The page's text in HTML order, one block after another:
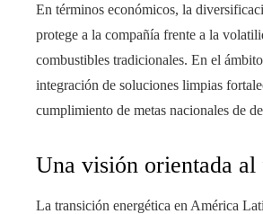
En términos económicos, la
protege a la compañía frente a la
combustibles tradicionales. En el
integración de soluciones limpias
cumplimiento de metas nacionales de
Una visión orientada al
La transición energética en América